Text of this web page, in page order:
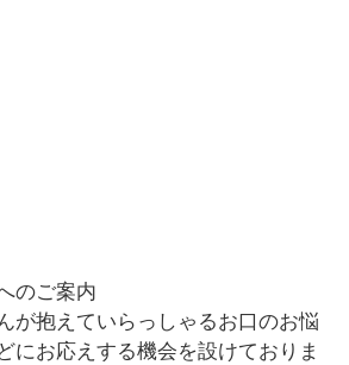
のご案内
が抱えていらっしゃるお口のお悩
にお応えする機会を設けておりま